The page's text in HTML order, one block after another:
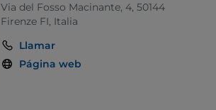
Via del Fosso Macinante, 4, 50144
Firenze FI, Italia
Llamar
Página web